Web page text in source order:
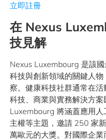
立即註冊
在 Nexus
技見解
Nexus Luxembourg 是該
科技與創新領域的關鍵人
察。健康科技社群通常在
科技、商業與實務解決方
Luxembourg 將涵蓋應用
主權等主題，邀請 250 家
萬歐元的大獎。對國際企